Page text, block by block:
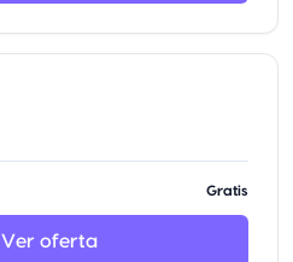
Gratis
Ver oferta